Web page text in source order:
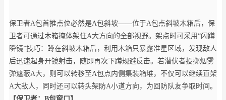
保卫者A包首推点位必然是A包斜坡——位于A包点斜坡木箱后，保
卫者可通过木箱掩体架住A大方向的全部视野。架点时可采用“闪蹲
瞬镜”技巧：蹲在斜坡木箱后，利用木箱只暴露准星区域，发现敌人
后迅速起身开镜射击，随即再次下蹲规避反击。若潜伏者投掷烟雾
弹遮蔽A大，则可以转移至A包点内侧集装箱堆，不仅可以继续直架
A大敌人，同时还可以转头架防A小道方向，为回防队友争取时间。